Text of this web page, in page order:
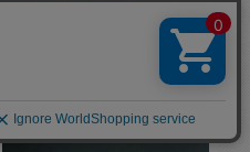
（2024年8月） 【1点もの】
竹内 礼 どうぶつさんシリー
ズカラーマグカップCUP
5,500円[税込] SOLD